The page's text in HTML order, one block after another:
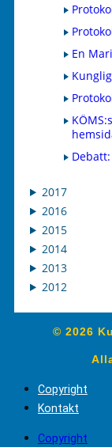
En
2017
2016
2015
2014
2013
2012
© 2026
Copyright
Kontakt
Copyright